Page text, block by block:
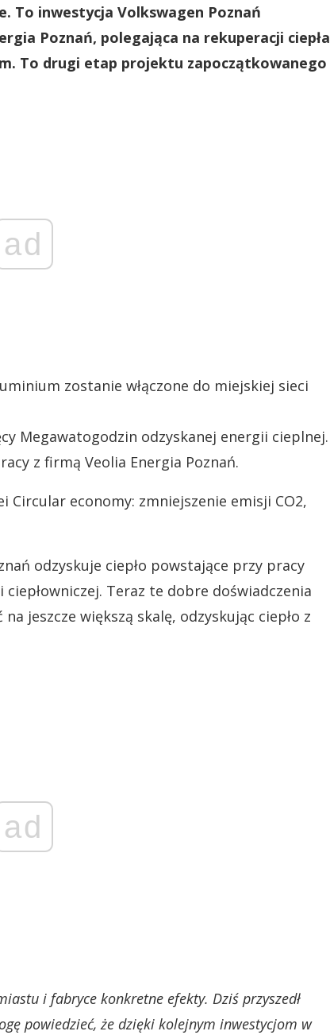
To inwestycja Volkswagen Poznań
Poznań, polegająca na rekuperacji ciepła
To drugi etap projektu zapoczątkowanego
ad
zostanie włączone do miejskiej sieci
Megawatogodzin odzyskanej energii cieplnej.
z firmą Veolia Energia Poznań.
Circular economy: zmniejszenie emisji CO2,
odzyskuje ciepło powstające przy pracy
Teraz te dobre doświadczenia
jeszcze większą skalę, odzyskując ciepło z
ad
i fabryce konkretne efekty. Dziś przyszedł
powiedzieć, że dzięki kolejnym inwestycjom w